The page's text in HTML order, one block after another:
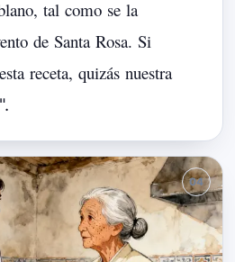
tal como se la
de Santa Rosa. Si
esta receta, quizás nuestra
".